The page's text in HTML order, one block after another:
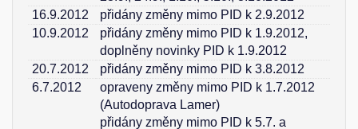
16.9.2012
přidány změny mimo PID k 2.9.2012
10.9.2012
přidány změny mimo PID k 1.9.2012,
doplněny novinky PID k 1.9.2012
20.7.2012
přidány změny mimo PID k 3.8.2012
6.7.2012
opraveny změny mimo PID k 1.7.2012
(Autodoprava Lamer)
přidány změny mimo PID k 5.7. a